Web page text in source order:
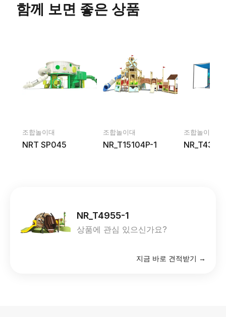
함께 보면 좋은 상품
조합놀이대
NRT SP045
조합놀이대
NR_T15104P-1
조합놀이대
NR_T4955-1
상품에 관심 있으신가요?
지금 바로 견적받기 →